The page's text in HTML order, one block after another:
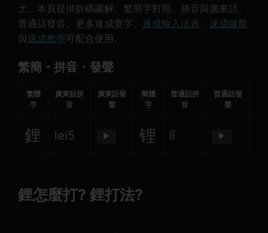
土。本頁提供拆碼圖解、繁簡字對照、拼音與廣東話、
普通話發音。更多速成查字、 速成輸入法表、 速成鍵盤
與速成教學可配合使用。
繁簡・拼音・發聲
繁體
字
廣東話拼
音
廣東話發
聲
簡體
字
普通話拼
音
普通話發
聲
鋰 lei5 ▶ 锂 lǐ ▶
鋰怎麼打? 鋰打法?